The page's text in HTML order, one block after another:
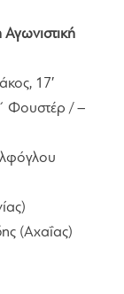
17′
Φουστέρ / –
(Αχαΐας)